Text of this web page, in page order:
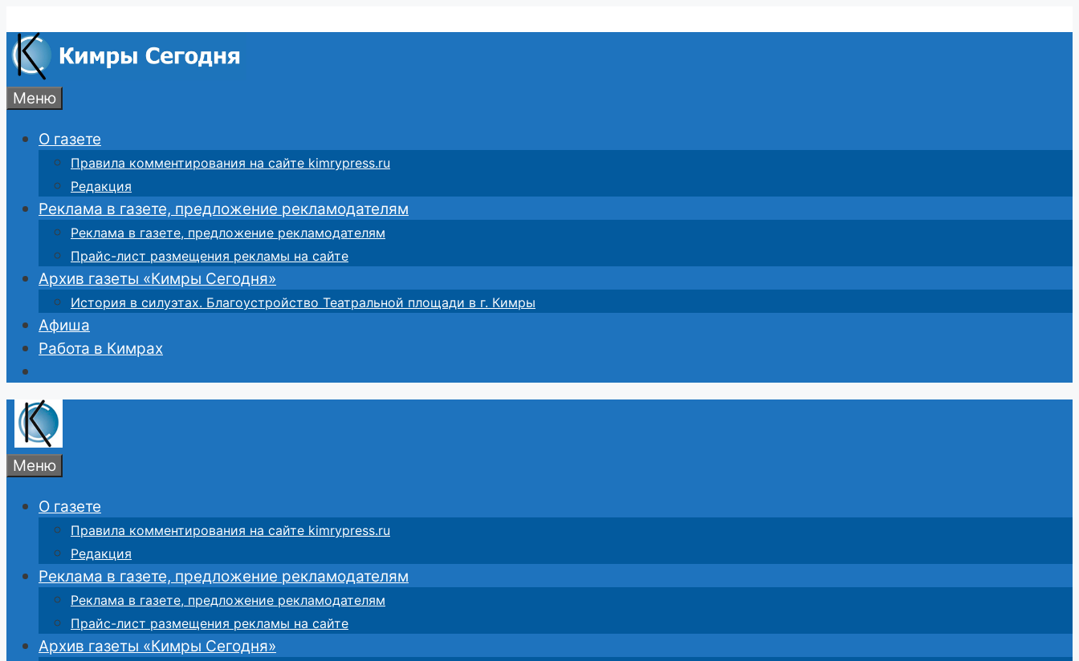
к
содержимому
Меню
О газете
Правила комментирования на сайте kimrypress.ru
Редакция
Реклама в газете, предложение рекламодателям
Реклама в газете, предложение рекламодателям
Прайс-лист размещения рекламы на сайте
Архив газеты «Кимры Сегодня»
История в силуэтах. Благоустройство Театральной площади в г. Кимры
Афиша
Работа в Кимрах
Меню
О газете
Правила комментирования на сайте kimrypress.ru
Редакция
Реклама в газете, предложение рекламодателям
Реклама в газете, предложение рекламодателям
Прайс-лист размещения рекламы на сайте
Архив газеты «Кимры Сегодня»